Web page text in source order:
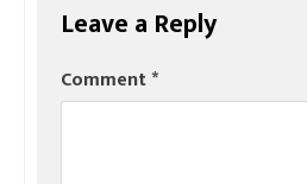
Leave a Reply
Comment*